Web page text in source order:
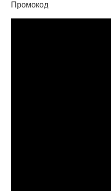
Промокод